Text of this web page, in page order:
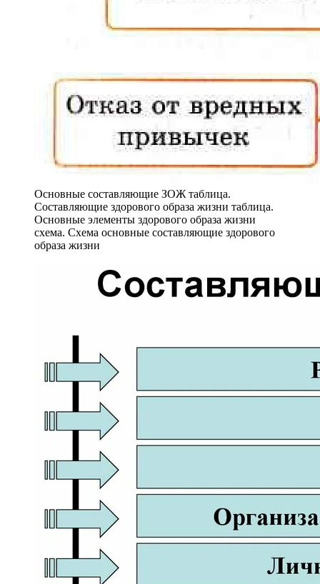
Основные составляющие ЗОЖ таблица.
Составляющие здорового образа жизни таблица.
Основные элементы здорового образа жизни
схема. Схема основные составляющие здорового
образа жизни